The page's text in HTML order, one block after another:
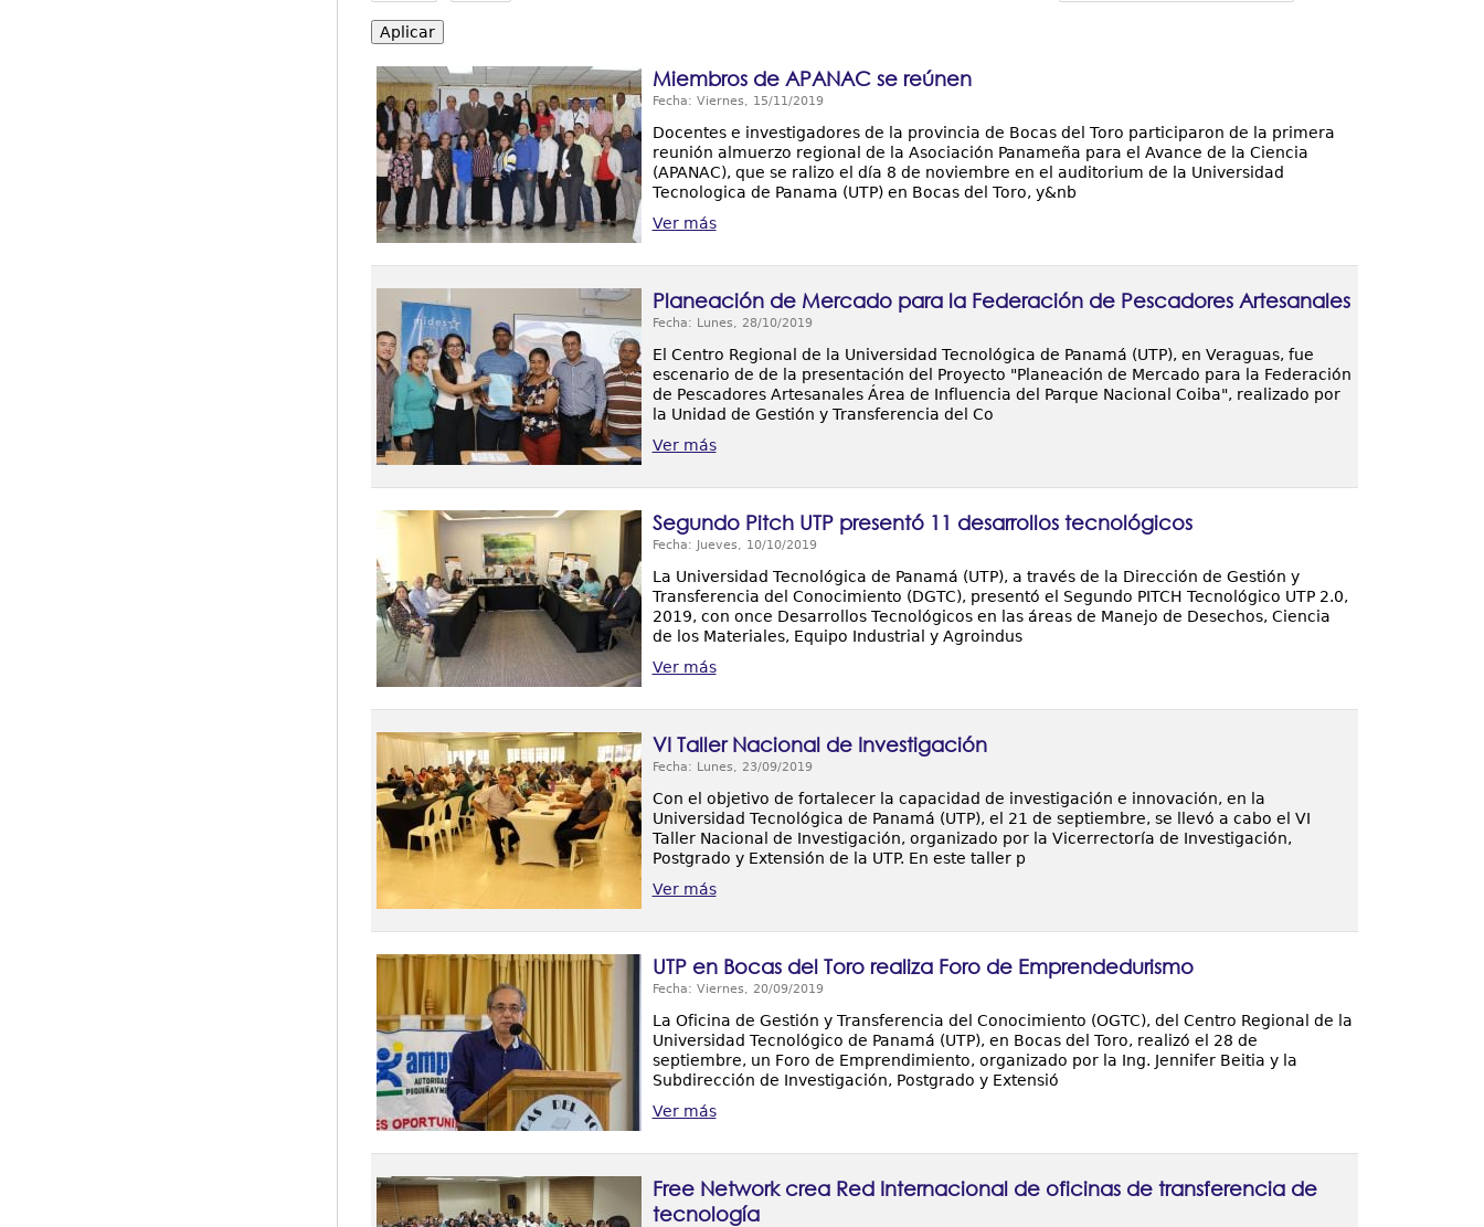
Miembros de APANAC se reúnen
Fecha: Viernes, 15/11/2019
Docentes e investigadores de la provincia de Bocas del Toro participaron de la primera
reunión almuerzo regional de la Asociación Panameña para el Avance de la Ciencia
(APANAC), que se ralizo el día 8 de noviembre en el auditorium de la Universidad
Tecnologica de Panama (UTP) en Bocas del Toro, y&nb
Ver más
Planeación de Mercado para la Federación de Pescadores Artesanales
Fecha: Lunes, 28/10/2019
El Centro Regional de la Universidad Tecnológica de Panamá (UTP), en Veraguas, fue
escenario de de la presentación del Proyecto "Planeación de Mercado para la Federación
de Pescadores Artesanales Área de Influencia del Parque Nacional Coiba", realizado por
la Unidad de Gestión y Transferencia del Co
Ver más
Segundo Pitch UTP presentó 11 desarrollos tecnológicos
Fecha: Jueves, 10/10/2019
La Universidad Tecnológica de Panamá (UTP), a través de la Dirección de Gestión y
Transferencia del Conocimiento (DGTC), presentó el Segundo PITCH Tecnológico UTP 2.0,
2019, con once Desarrollos Tecnológicos en las áreas de Manejo de Desechos, Ciencia
de los Materiales, Equipo Industrial y Agroindus
Ver más
VI Taller Nacional de Investigación
Fecha: Lunes, 23/09/2019
Con el objetivo de fortalecer la capacidad de investigación e innovación, en la
Universidad Tecnológica de Panamá (UTP), el 21 de septiembre, se llevó a cabo el VI
Taller Nacional de Investigación, organizado por la Vicerrectoría de Investigación,
Postgrado y Extensión de la UTP. En este taller p
Ver más
UTP en Bocas del Toro realiza Foro de Emprendedurismo
Fecha: Viernes, 20/09/2019
La Oficina de Gestión y Transferencia del Conocimiento (OGTC), del Centro Regional de la
Universidad Tecnológico de Panamá (UTP), en Bocas del Toro, realizó el 28 de
septiembre, un Foro de Emprendimiento, organizado por la Ing. Jennifer Beitia y la
Subdirección de Investigación, Postgrado y Extensió
Ver más
Free Network crea Red Internacional de oficinas de transferencia de
tecnología